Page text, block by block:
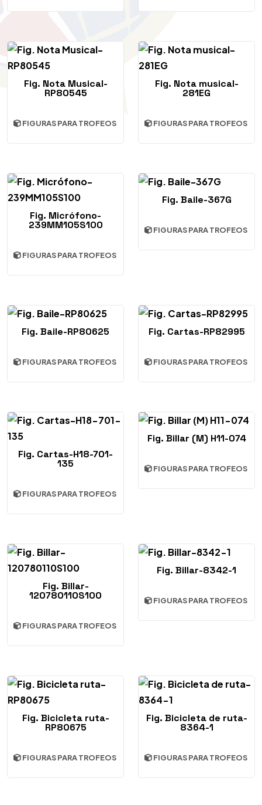
Fig. Nota Musical-
RP80545
FIGURAS PARA TROFEOS
Fig. Nota musical-
281EG
FIGURAS PARA TROFEOS
Fig. Micrófono-
239MM105S100
FIGURAS PARA TROFEOS
Fig. Baile-367G
FIGURAS PARA TROFEOS
Fig. Baile-RP80625
FIGURAS PARA TROFEOS
Fig. Cartas-RP82995
FIGURAS PARA TROFEOS
Fig. Cartas-H18-701-
135
FIGURAS PARA TROFEOS
Fig. Billar (M) H11-074
FIGURAS PARA TROFEOS
Fig. Billar-
120780110S100
FIGURAS PARA TROFEOS
Fig. Billar-8342-1
FIGURAS PARA TROFEOS
Fig. Bicicleta ruta-
RP80675
FIGURAS PARA TROFEOS
Fig. Bicicleta de ruta-
8364-1
FIGURAS PARA TROFEOS